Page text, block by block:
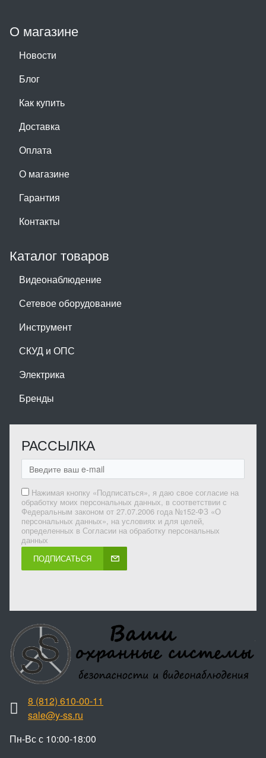
О магазине
Новости
Блог
Как купить
Доставка
Оплата
О магазине
Гарантия
Контакты
Каталог товаров
Видеонаблюдение
Сетевое оборудование
Инструмент
СКУД и ОПС
Электрика
Бренды
РАССЫЛКА
Нажимая кнопку «Подписаться», я даю свое согласие на
обработку моих персональных данных, в соответствии с
Федеральным законом от 27.07.2006 года №152-ФЗ «О
персональных данных», на условиях и для целей,
определенных в Согласии на обработку персональных
данных
ПОДПИСАТЬСЯ
8 (812) 610-00-11
sale@y-ss.ru
Пн-Вс с 10:00-18:00